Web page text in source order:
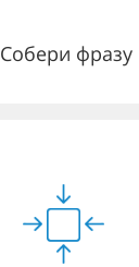
Собери фразу